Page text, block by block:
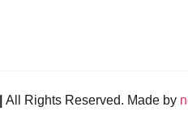
All Rights Reserved. Made by